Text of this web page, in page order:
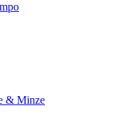
& Minze